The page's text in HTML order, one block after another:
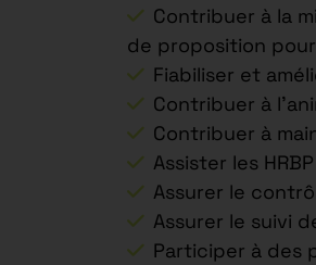
Contribuer à la
de proposition
Fiabiliser et
Contribuer à
Contribuer à
Assister les
Assurer le
Assurer le suivi
Participer à des